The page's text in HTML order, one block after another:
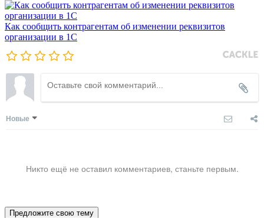
Как сообщить контрагентам об изменении реквизитов
организации в 1C
Новые
Никто ещё не оставил комментариев, станьте первым.
Предложите свою тему